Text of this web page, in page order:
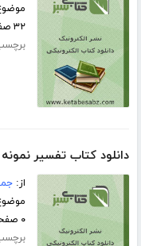
۳۲ صفحه
دانلود کتاب تفسير
از:
۰ صفحه